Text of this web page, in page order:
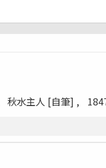
秋水主人 [自筆]